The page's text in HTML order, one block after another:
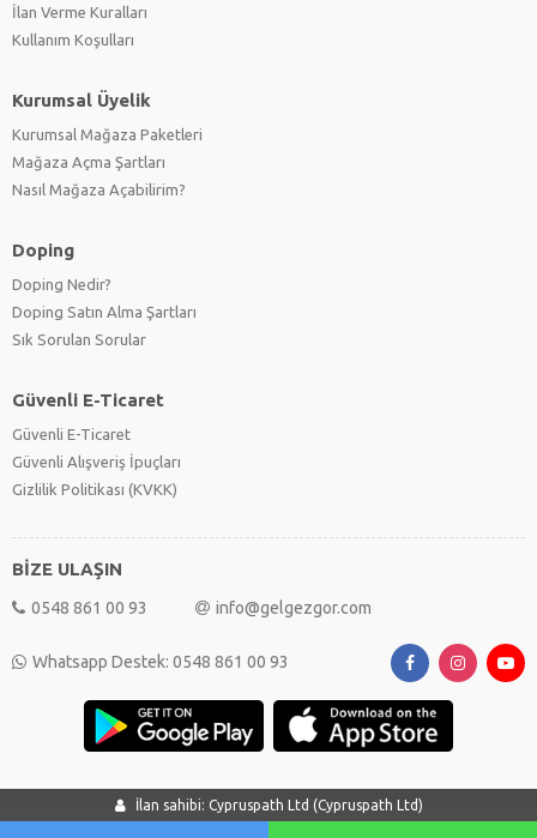
İlan sahibi: Cypruspath Ltd (Cypruspath Ltd)
İlan Verme Kuralları
Kullanım Koşulları
Kurumsal Üyelik
Kurumsal Mağaza Paketleri
Mağaza Açma Şartları
Nasıl Mağaza Açabilirim?
Doping
Doping Nedir?
Doping Satın Alma Şartları
Sık Sorulan Sorular
Güvenli E-Ticaret
Güvenli E-Ticaret
Güvenli Alışveriş İpuçları
Gizlilik Politikası (KVKK)
BİZE ULAŞIN
0548 861 00 93 info@gelgezgor.com
Whatsapp Destek: 0548 861 00 93